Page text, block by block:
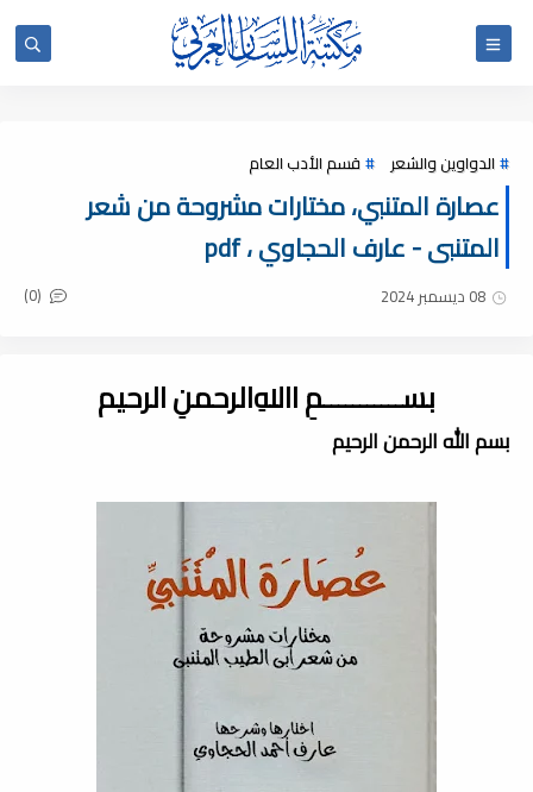
الدواوين والشعر قسم الأدب العام
عصارة المتنبي، مختارات مشروحة من شعر
المتنبى - عارف الحجاوي ، pdf
08 ديسمبر 2024 (0)
بســـــــــــمِ اﷲِالرحمنِ الرحيم
بسم الله الرحمن الرحيم